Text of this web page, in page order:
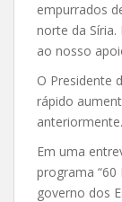
empurrados
norte da
ao nosso
O Presidente
rápido
anteriormente.
Em uma
programa “60
governo dos